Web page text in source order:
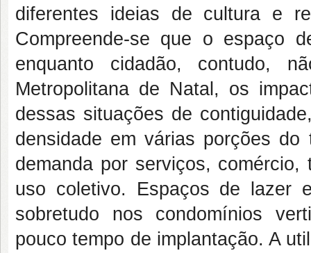
diferentes ideias de cultura e
Compreende-se que o espaço
enquanto cidadão, contudo,
Metropolitana de Natal, os
dessas situações de
densidade em várias porções
demanda por serviços,
uso coletivo. Espaços de lazer
sobretudo nos condomínios
pouco tempo de implantação. A